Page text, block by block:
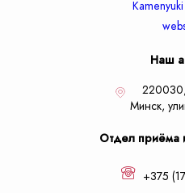
Наш
Минск,
Отдел приёма
+375